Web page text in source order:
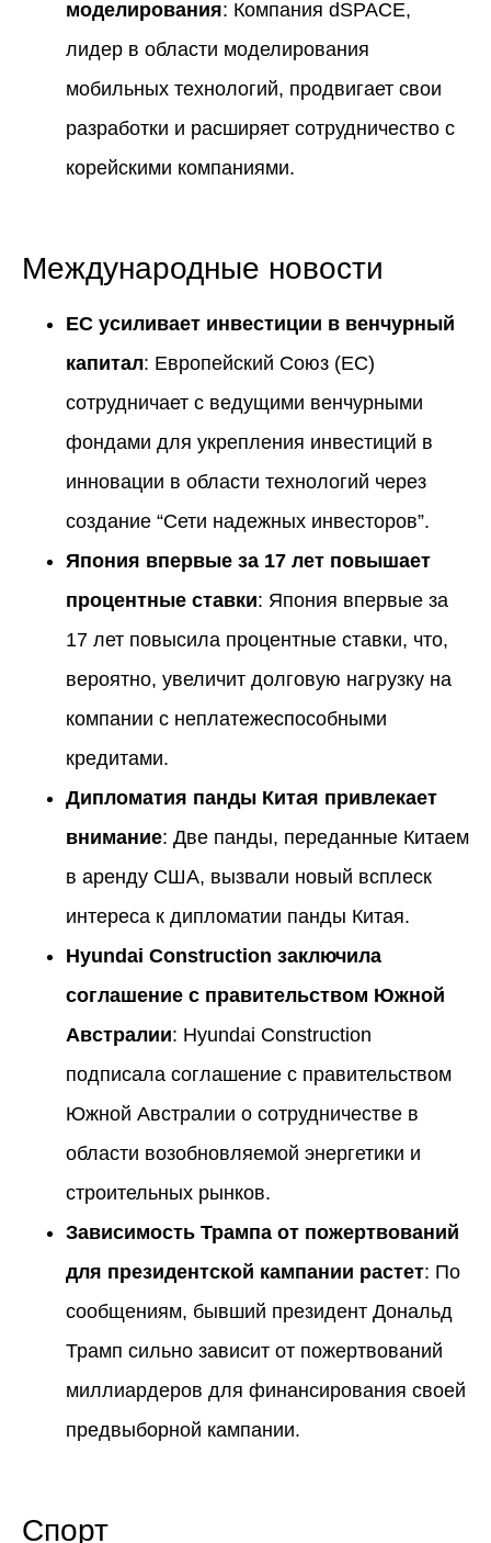
моделирования: Компания dSPACE,
лидер в области моделирования
мобильных технологий, продвигает свои
разработки и расширяет сотрудничество с
корейскими компаниями.
Международные новости
ЕС усиливает инвестиции в венчурный
капитал: Европейский Союз (ЕС)
сотрудничает с ведущими венчурными
фондами для укрепления инвестиций в
инновации в области технологий через
создание “Сети надежных инвесторов”.
Япония впервые за 17 лет повышает
процентные ставки: Япония впервые за
17 лет повысила процентные ставки, что,
вероятно, увеличит долговую нагрузку на
компании с неплатежеспособными
кредитами.
Дипломатия панды Китая привлекает
внимание: Две панды, переданные Китаем
в аренду США, вызвали новый всплеск
интереса к дипломатии панды Китая.
Hyundai Construction заключила
соглашение с правительством Южной
Австралии: Hyundai Construction
подписала соглашение с правительством
Южной Австралии о сотрудничестве в
области возобновляемой энергетики и
строительных рынков.
Зависимость Трампа от пожертвований
для президентской кампании растет: По
сообщениям, бывший президент Дональд
Трамп сильно зависит от пожертвований
миллиардеров для финансирования своей
предвыборной кампании.
Спорт